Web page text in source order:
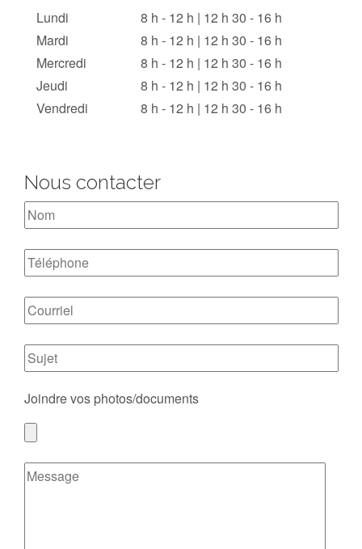
Lundi
Mardi
Mercredi
Jeudi
Vendredi
8 h - 12 h | 12 h 30 - 16 h
8 h - 12 h | 12 h 30 - 16 h
8 h - 12 h | 12 h 30 - 16 h
8 h - 12 h | 12 h 30 - 16 h
8 h - 12 h | 12 h 30 - 16 h
Nous contacter
Joindre vos photos/documents